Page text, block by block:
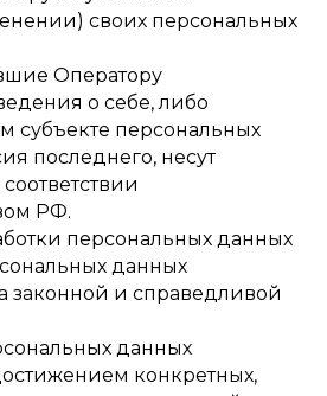
своих персональных
Оператору
о себе, либо
субъекте персональных
последнего, несут
РФ.
персональных данных
данных
законной и справедливой
данных
конкретных,